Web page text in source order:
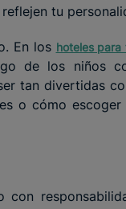
tu
En los hoteles para
de los niños
tan divertidas
o cómo escoger